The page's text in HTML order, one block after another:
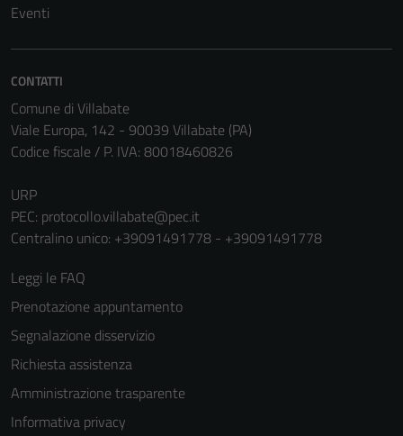
Eventi
CONTATTI
Comune di Villabate
Viale Europa, 142 - 90039 Villabate (PA)
Codice fiscale / P. IVA: 80018460826
URP
PEC: protocollo.villabate@pec.it
Centralino unico: +39091491778 - +39091491778
Leggi le FAQ
Prenotazione appuntamento
Segnalazione disservizio
Richiesta assistenza
Amministrazione trasparente
Informativa privacy
Questi cookie